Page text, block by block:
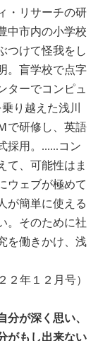
・リサーチの研
中市内の小学校
つけて怪我をし
。盲学校で点字
ターでコンピュ
り越えた浅川
で研修し、英語
採用。......コン
て、可能性はま
ウェブが極めて
が簡単に使える
。そのために社
を働きかけ、浅
２年１２月号）
分が深く思い、
がもし出来ない